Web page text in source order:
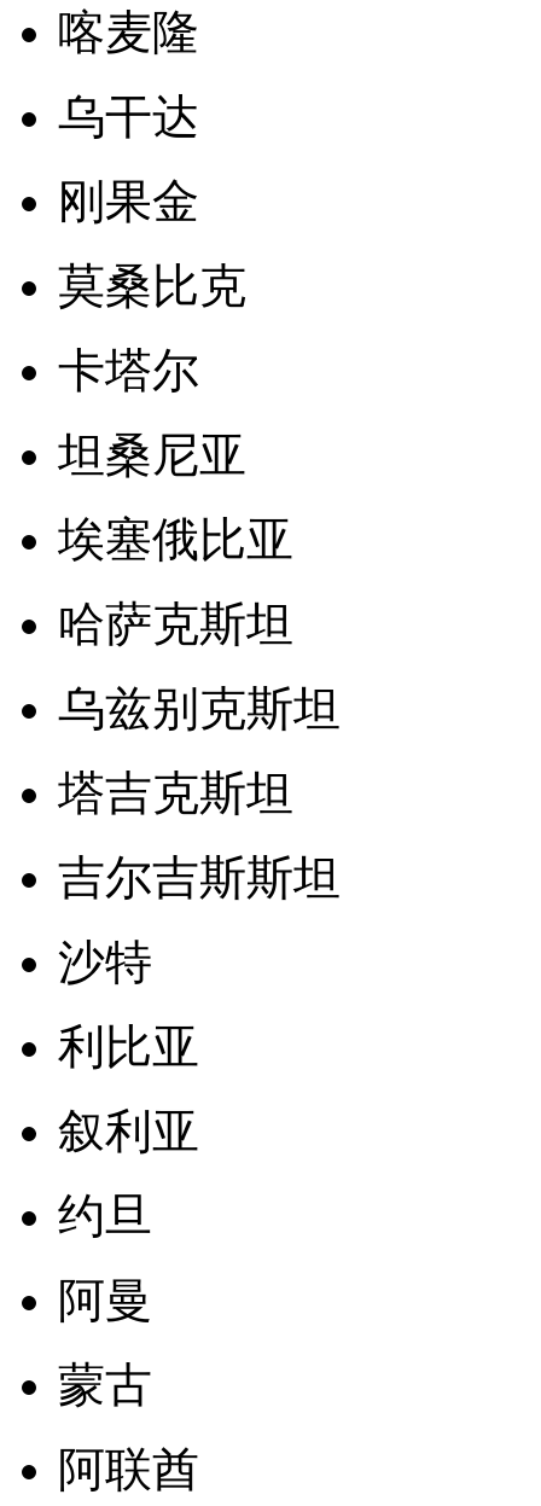
喀麦隆
乌干达
刚果金
莫桑比克
卡塔尔
坦桑尼亚
埃塞俄比亚
哈萨克斯坦
乌兹别克斯坦
塔吉克斯坦
吉尔吉斯斯坦
沙特
利比亚
叙利亚
约旦
阿曼
蒙古
阿联酋